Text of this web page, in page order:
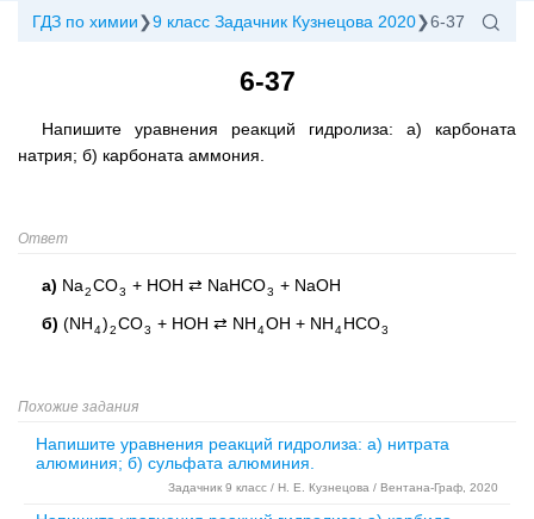
ГДЗ по химии 9 класс Задачник Кузнецова 2020 6-37
6-37
Напишите уравнения реакций гидролиза: а) карбоната
натрия; б) карбоната аммония.
Ответ
а) Na2CO3 + HOH ⇄ NaHCO3 + NaOH
б) (NH4)2CO3 + HOH ⇄ NH4OH + NH4HCO3
Похожие задания
Напишите уравнения реакций гидролиза: а) нитрата
алюминия; б) сульфата алюминия.
Задачник 9 класс / Н. Е. Кузнецова / Вентана-Граф, 2020